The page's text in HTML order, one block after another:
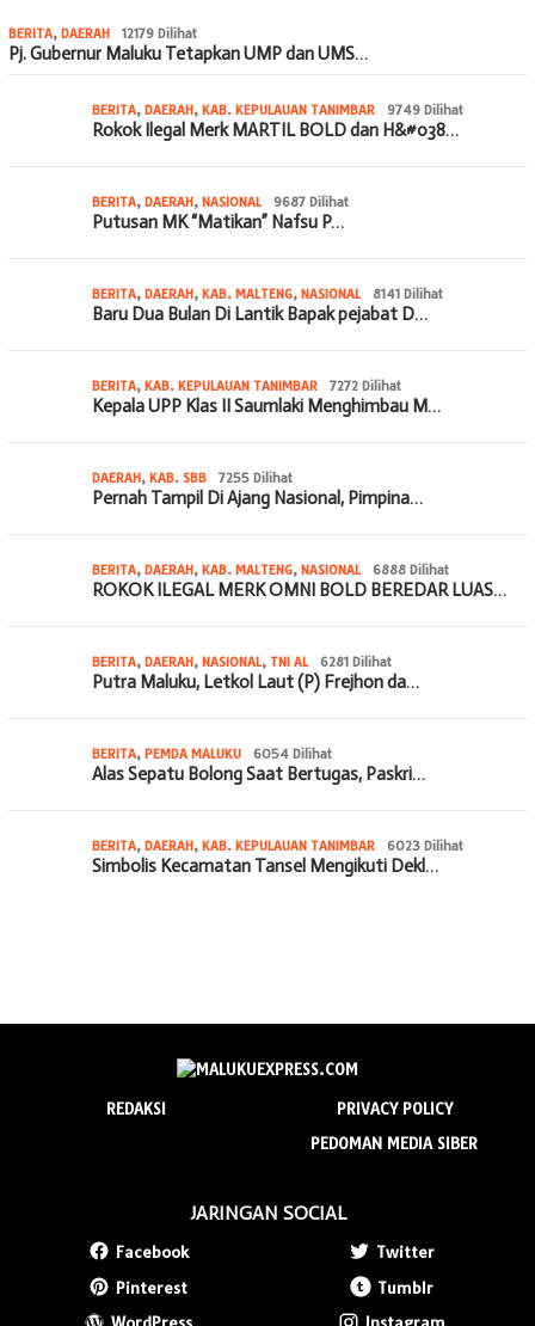
BERITA, DAERAH 12179 Dilihat
Pj. Gubernur Maluku Tetapkan UMP dan UMS…
BERITA, DAERAH, KAB. KEPULAUAN TANIMBAR 9749 Dilihat
Rokok Ilegal Merk MARTIL BOLD dan H&#038…
BERITA, DAERAH, NASIONAL 9687 Dilihat
Putusan MK “Matikan” Nafsu P…
BERITA, DAERAH, KAB. MALTENG, NASIONAL 8141 Dilihat
Baru Dua Bulan Di Lantik Bapak pejabat D…
BERITA, KAB. KEPULAUAN TANIMBAR 7272 Dilihat
Kepala UPP Klas II Saumlaki Menghimbau M…
DAERAH, KAB. SBB 7255 Dilihat
Pernah Tampil Di Ajang Nasional, Pimpina…
BERITA, DAERAH, KAB. MALTENG, NASIONAL 6888 Dilihat
ROKOK ILEGAL MERK OMNI BOLD BEREDAR LUAS…
BERITA, DAERAH, NASIONAL, TNI AL 6281 Dilihat
Putra Maluku, Letkol Laut (P) Frejhon da…
BERITA, PEMDA MALUKU 6054 Dilihat
Alas Sepatu Bolong Saat Bertugas, Paskri…
BERITA, DAERAH, KAB. KEPULAUAN TANIMBAR 6023 Dilihat
Simbolis Kecamatan Tansel Mengikuti Dekl…
REDAKSI
PRIVACY POLICY
PEDOMAN MEDIA SIBER
JARINGAN SOCIAL
Facebook
Twitter
Pinterest
Tumblr